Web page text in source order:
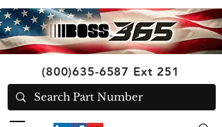
(800)635-6587 Ext 251